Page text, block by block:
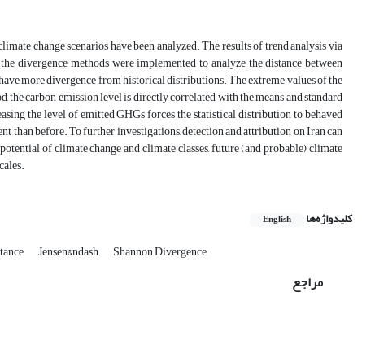
change scenarios have been analyzed. The results of trend analysis via
divergence methods were implemented to analyze the distance between
more divergence from historical distributions. The extreme values of the
carbon emission level is directly correlated with the means and standard
the level of emitted GHGs forces the statistical distribution to behaved
than before. To further investigations, detection and attribution on Iran can
of climate change and climate classes, future (and probable) climate
کلیدواژه‌ها English
Jensen&ndash Shannon Divergence
مراجع